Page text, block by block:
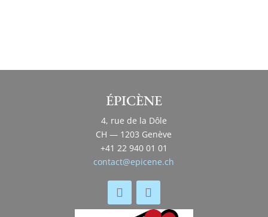
ÉPICÈNE
4, rue de la Dôle
CH — 1203 Genève
+41 22 940 01 01
contact@epicene.ch